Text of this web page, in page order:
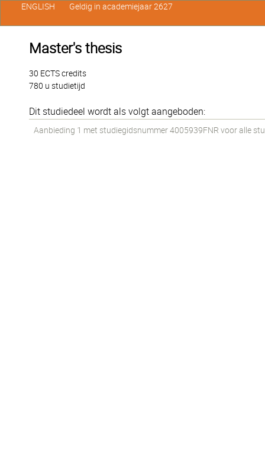
Master's thesis
30 ECTS credits
780 u studietijd
Dit studiedeel wordt als volgt aangeboden:
Aanbieding 1 met studiegidsnummer 4005939FNR voor alle
ENGLISH Geldig in academiejaar 2627